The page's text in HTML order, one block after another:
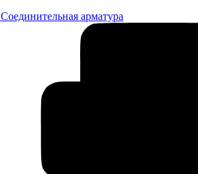
Соединительная арматура